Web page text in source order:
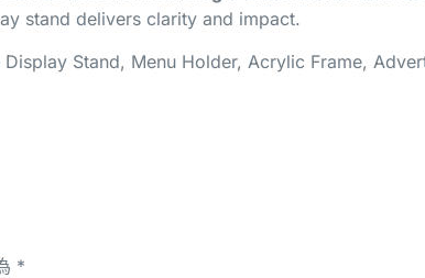
stand delivers clarity and impact.
Stand, Menu Holder, Acrylic Frame,
*